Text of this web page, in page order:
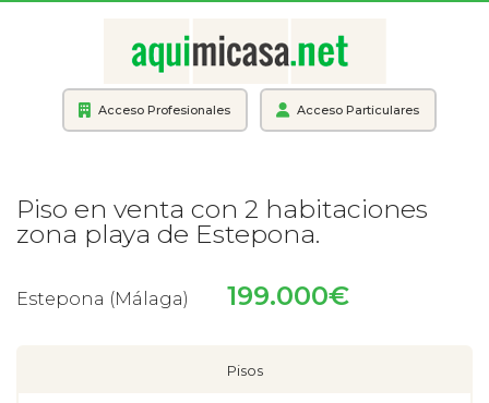
Acceso Profesionales Acceso Particulares
Piso en venta con 2 habitaciones
zona playa de Estepona.
Estepona (Málaga) 199.000€
Pisos